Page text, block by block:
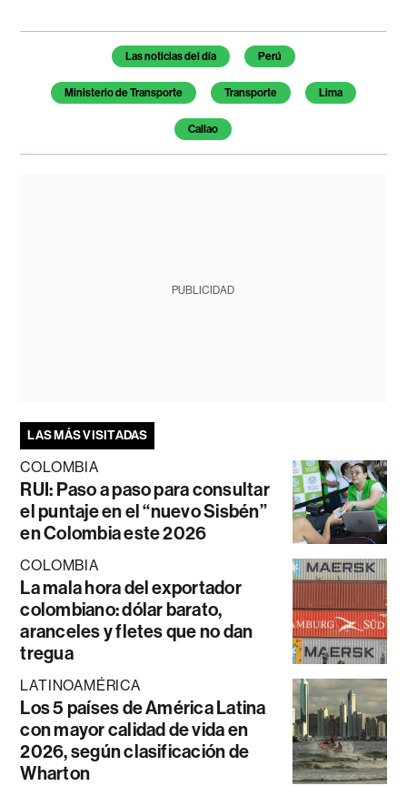
Temas de este artículo
Las noticias del día Perú
Ministerio de Transporte Transporte Lima
Callao
PUBLICIDAD
LAS MÁS VISITADAS
COLOMBIA
RUI: Paso a paso para consultar
el puntaje en el “nuevo Sisbén”
en Colombia este 2026
COLOMBIA
La mala hora del exportador
colombiano: dólar barato,
aranceles y fletes que no dan
tregua
LATINOAMÉRICA
Los 5 países de América Latina
con mayor calidad de vida en
2026, según clasificación de
Wharton